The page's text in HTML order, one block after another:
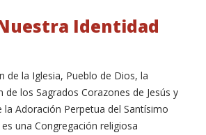
Identidad
de la Iglesia, Pueblo de Dios, la
de los Sagrados Corazones de Jesús y
la Adoración Perpetua del Santísimo
una Congregación religiosa